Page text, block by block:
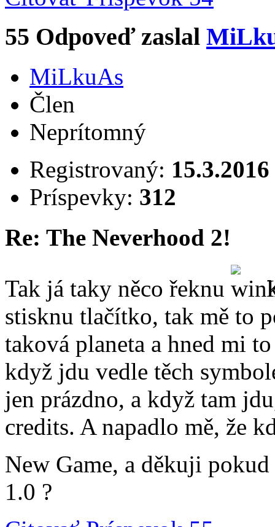
55 Odpoveď zaslal
MiLkuAs
Člen
Neprítomný
Registrovaný: 15.3.2016
Príspevky: 312
Re: The Neverhood 2!
Tak já taky něco řeknu
stisknu tlačítko, tak mě to
taková planeta a hned mi
když jdu vedle těch
jen prázdno, a když tam
credits. A napadlo mě, že
New Game, a děkuji
1.0 ?